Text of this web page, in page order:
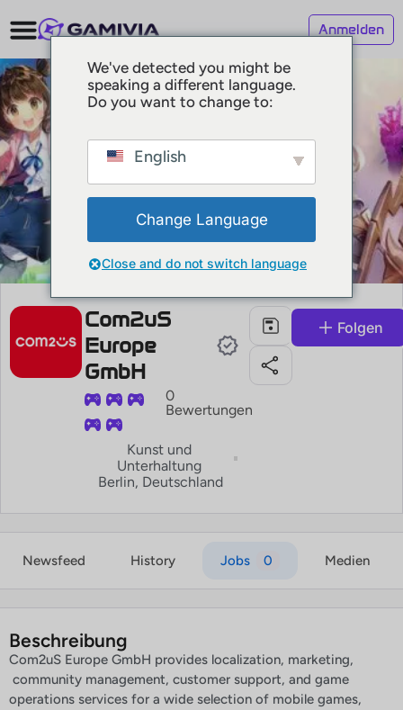
Anmelden
Com2uS
Europe
GmbH
0
Bewertungen
Kunst und
Unterhaltung
Berlin, Deutschland
Folgen
Newsfeed History Jobs 0 Medien
Beschreibung
Com2uS Europe GmbH provides localization, marketing,
community management, customer support, and game
operations services for a wide selection of mobile games,
We've detected you might be
speaking a different language.
Do you want to change to:
English
Change Language
Close and do not switch language